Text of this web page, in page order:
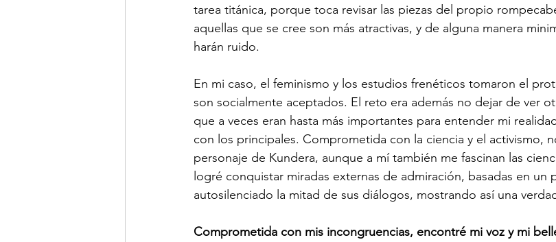
tarea titánica, porque toca revisar las piezas del propio
aquellas que se cree son más atractivas, y de alguna manera
harán ruido.
En mi caso, el feminismo y los estudios frenéticos tomaron el
son socialmente aceptados. El reto era además no dejar de ver
que a veces eran hasta más importantes para entender mi
con los principales. Comprometida con la ciencia y el activismo,
personaje de Kundera, aunque a mí también me fascinan las
logré conquistar miradas externas de admiración, basadas en un
autosilenciado la mitad de sus diálogos, mostrando así una
Comprometida con mis incongruencias, encontré mi voz y mi